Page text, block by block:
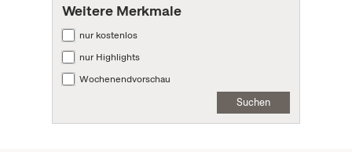
Weitere Merkmale
nur kostenlos
nur Highlights
Wochenendvorschau
Suchen